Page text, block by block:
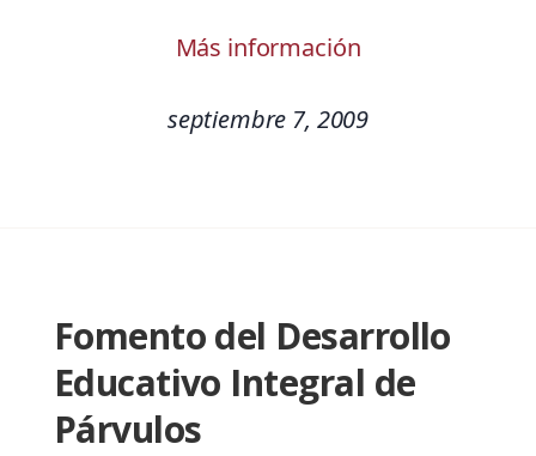
Más información
septiembre 7, 2009
Fomento del Desarrollo
Educativo Integral de
Párvulos